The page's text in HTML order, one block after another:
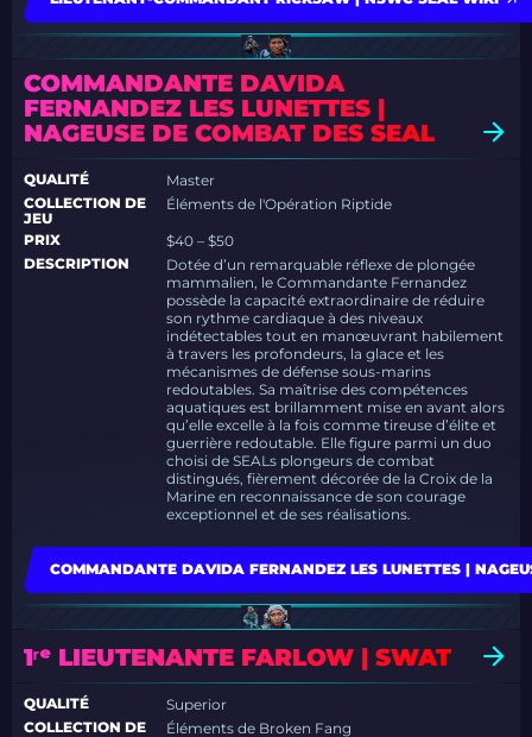
COMMANDANTE DAVIDA
FERNANDEZ LES LUNETTES |
NAGEUSE DE COMBAT DES SEAL
QUALITÉ
Master
COLLECTION DE
JEU
Éléments de l'Opération Riptide
PRIX
$40 – $50
DESCRIPTION
Dotée d’un remarquable réflexe de plongée
mammalien, le Commandante Fernandez
possède la capacité extraordinaire de réduire
son rythme cardiaque à des niveaux
indétectables tout en manœuvrant habilement
à travers les profondeurs, la glace et les
mécanismes de défense sous-marins
redoutables. Sa maîtrise des compétences
aquatiques est brillamment mise en avant alors
qu’elle excelle à la fois comme tireuse d’élite et
guerrière redoutable. Elle figure parmi un duo
choisi de SEALs plongeurs de combat
distingués, fièrement décorée de la Croix de la
Marine en reconnaissance de son courage
exceptionnel et de ses réalisations.
COMMANDANTE DAVIDA FERNANDEZ LES LUNETTES |
1ʳᵉ LIEUTENANTE FARLOW | SWAT
QUALITÉ
Superior
COLLECTION DE
Éléments de Broken Fang